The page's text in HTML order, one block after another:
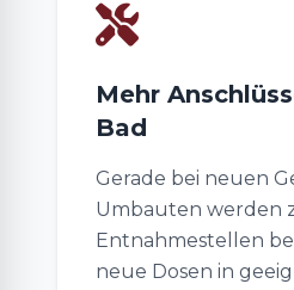
Mehr
Bad
Gerade bei neuen
Umbauten werden
Entnahmestellen
neue Dosen in